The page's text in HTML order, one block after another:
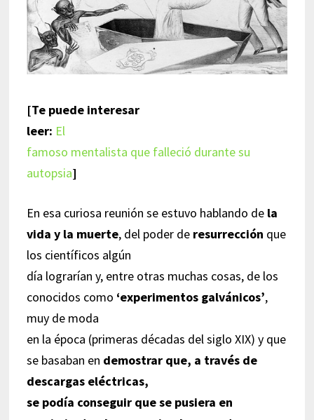
[Te puede interesar
leer: El
famoso mentalista que falleció durante su
autopsia]
En esa curiosa reunión se estuvo hablando de la
vida y la muerte, del poder de resurrección que
los científicos algún
día lograrían y, entre otras muchas cosas, de los
conocidos como ‘experimentos galvánicos’,
muy de moda
en la época (primeras décadas del siglo XIX) y que
se basaban en demostrar que, a través de
descargas eléctricas,
se podía conseguir que se pusiera en